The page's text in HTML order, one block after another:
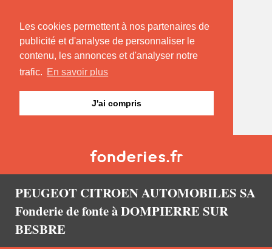
Les cookies permettent à nos partenaires de
publicité et d'analyse de personnaliser le
contenu, les annonces et d'analyser notre
trafic. En savoir plus
J'ai compris
PEUGEOT CITROEN AUTOMOBILES SA
Fonderie de fonte à DOMPIERRE SUR
BESBRE